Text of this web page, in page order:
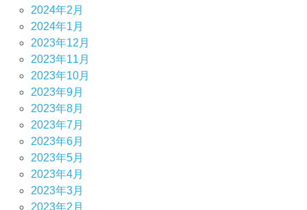
2024年2月
2024年1月
2023年12月
2023年11月
2023年10月
2023年9月
2023年8月
2023年7月
2023年6月
2023年5月
2023年4月
2023年3月
2023年2月